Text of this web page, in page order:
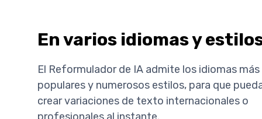
En varios idiomas y
El Reformulador de IA admite los idiomas más
populares y numerosos estilos, para que
crear variaciones de texto internacionales o